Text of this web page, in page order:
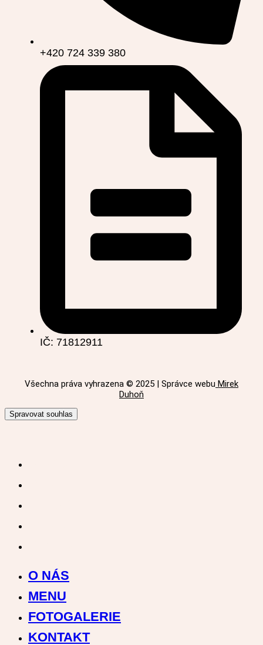
+420 724 339 380
IČ: 71812911
Všechna práva vyhrazena © 2025 | Správce webu Mirek
Duhoň
Spravovat souhlas
O NÁS
MENU
FOTOGALERIE
KONTAKT